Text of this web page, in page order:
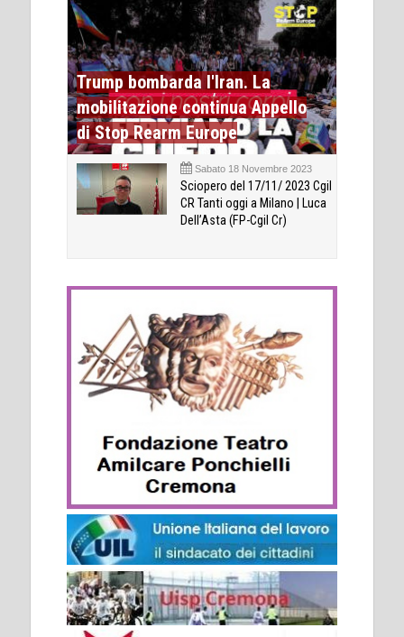
Trump bombarda l'Iran. La
mobilitazione continua Appello
di Stop Rearm Europe
Sabato 18 Novembre 2023
Sciopero del 17/11/ 2023 Cgil
CR Tanti oggi a Milano | Luca
Dell’Asta (FP-Cgil Cr)